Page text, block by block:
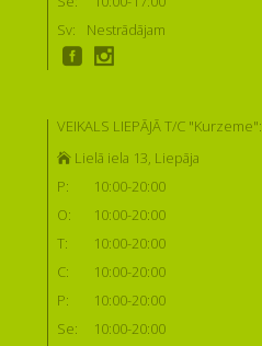
Sv:
Nestrādājam
VEIKALS LIEPĀJĀ T/C "Kurzeme":
Lielā iela 13, Liepāja
P:
10:00-20:00
O:
10:00-20:00
T:
10:00-20:00
C:
10:00-20:00
P:
10:00-20:00
Se:
10:00-20:00